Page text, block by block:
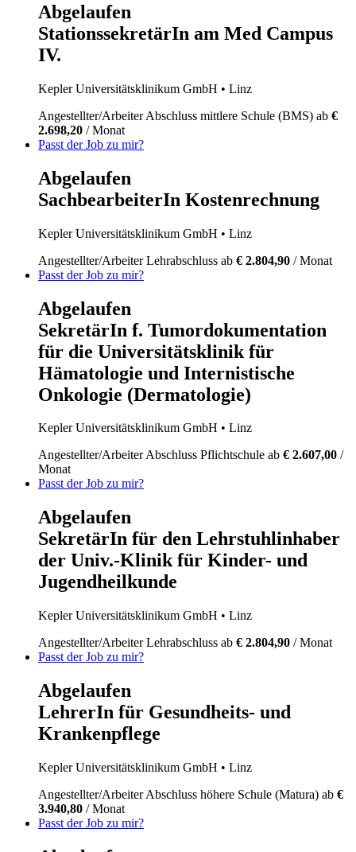
Abgelaufen
StationssekretärIn am Med Campus
IV.
Kepler Universitätsklinikum GmbH • Linz
Angestellter/ArbeiterAbschluss mittlere Schule (BMS) ab €
2.698,20 / Monat
Passt der Job zu mir?
Abgelaufen
SachbearbeiterIn Kostenrechnung
Kepler Universitätsklinikum GmbH • Linz
Angestellter/ArbeiterLehrabschluss ab € 2.804,90 / Monat
Passt der Job zu mir?
Abgelaufen
SekretärIn f. Tumordokumentation
für die Universitätsklinik für
Hämatologie und Internistische
Onkologie (Dermatologie)
Kepler Universitätsklinikum GmbH • Linz
Angestellter/ArbeiterAbschluss Pflichtschule ab € 2.607,00 /
Monat
Passt der Job zu mir?
Abgelaufen
SekretärIn für den Lehrstuhlinhaber
der Univ.-Klinik für Kinder- und
Jugendheilkunde
Kepler Universitätsklinikum GmbH • Linz
Angestellter/ArbeiterLehrabschluss ab € 2.804,90 / Monat
Passt der Job zu mir?
Abgelaufen
LehrerIn für Gesundheits- und
Krankenpflege
Kepler Universitätsklinikum GmbH • Linz
Angestellter/ArbeiterAbschluss höhere Schule (Matura) ab €
3.940,80 / Monat
Passt der Job zu mir?